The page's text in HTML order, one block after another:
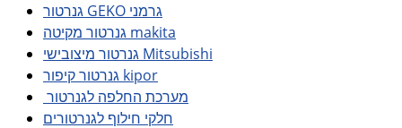
גנרטור GEKO גרמני
גנרטור מקיטה makita
גנרטור מיצובישי Mitsubishi
גנרטור קיפור kipor
מערכת החלפה לגנרטור
חלקי חילוף לגנרטורים